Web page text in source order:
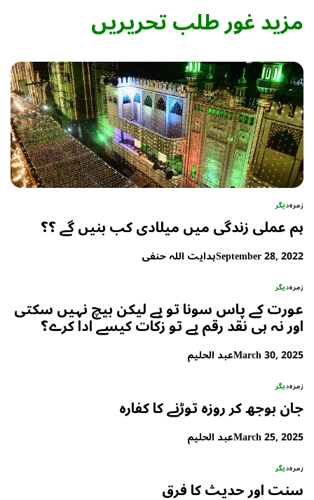
مزید غور طلب تحریریں
زمرہدیگر
ہم عملی زندگی میں میلادی کب بنیں گے ؟؟
September 28, 2022ہدایت اللہ حنفی
زمرہدیگر
عورت کے پاس سونا تو ہے لیکن بیچ نہیں سکتی
اور نہ ہی نقد رقم ہے تو زکات کیسے ادا کرے؟
March 30, 2025عبد الحلیم
زمرہدیگر
جان بوجھ کر روزہ توڑنے کا کفارہ
March 25, 2025عبد الحلیم
زمرہدیگر
سنت اور حدیث کا فرق